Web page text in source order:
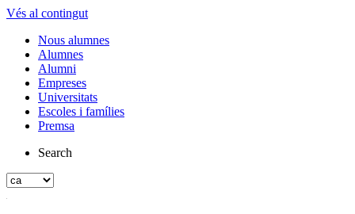
Vés al contingut
Nous alumnes
Alumnes
Alumni
Empreses
Universitats
Escoles i famílies
Premsa
Search